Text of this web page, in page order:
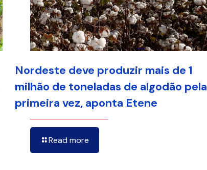
Nordeste deve produzir mais de 1
milhão de toneladas de algodão pela
primeira vez, aponta Etene
Read more